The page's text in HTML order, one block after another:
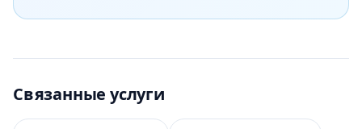
Связанные услуги